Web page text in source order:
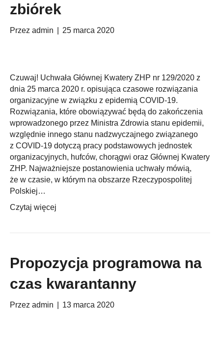
zbiórek
Przez admin 25 marca 2020
Czuwaj! Uchwała Głównej Kwatery ZHP nr 129/2020 z
dnia 25 marca 2020 r. opisująca czasowe rozwiązania
organizacyjne w związku z epidemią COVID-19.
Rozwiązania, które obowiązywać będą do zakończenia
wprowadzonego przez Ministra Zdrowia stanu epidemii,
względnie innego stanu nadzwyczajnego związanego
z COVID-19 dotyczą pracy podstawowych jednostek
organizacyjnych, hufców, chorągwi oraz Głównej Kwatery
ZHP. Najważniejsze postanowienia uchwały mówią,
że w czasie, w którym na obszarze Rzeczypospolitej
Polskiej…
Czytaj więcej
Propozycja programowa na
czas kwarantanny
Przez admin 13 marca 2020